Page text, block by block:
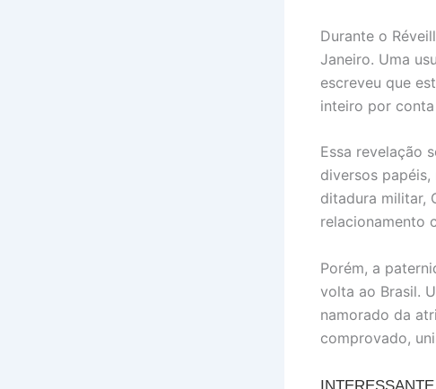
Durante o
Janeiro. Uma
escreveu que
inteiro por
Essa revelação
diversos
ditadura militar,
relacionamento
Porém, a
volta ao Brasil.
namorado da
comprovado,